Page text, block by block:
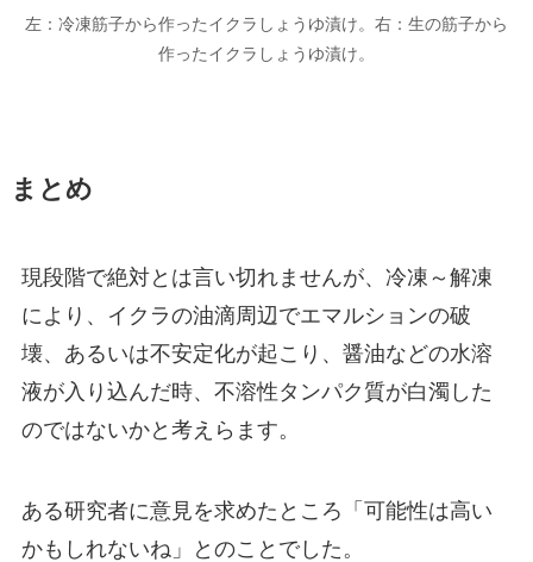
左：冷凍筋子から作ったイクラしょうゆ漬け。右：生の筋子から
作ったイクラしょうゆ漬け。
まとめ
現段階で絶対とは言い切れませんが、 冷凍～解凍
により、イクラの油滴周辺でエマルションの破
壊、あるいは不安定化が起こり、醤油などの水溶
液が入り込んだ時、不溶性タンパク質が白濁した
のではないかと考えらます。
ある研究者に意見を求めたところ「可能性は高い
かもしれないね」とのことでした。